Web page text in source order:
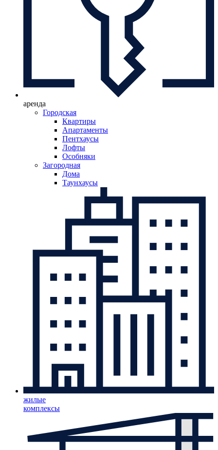
аренда
Городская
Квартиры
Апартаменты
Пентхаусы
Лофты
Особняки
Загородная
Дома
Таунхаусы
жилые
комплексы